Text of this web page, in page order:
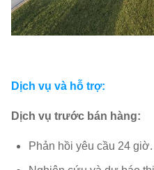
Thang
nhìn:
Nhiệt độ
hoạt
Dịch vụ và hỗ trợ:
Dịch vụ trước bán hàng:
Phản hồi yêu cầu 24 giờ.